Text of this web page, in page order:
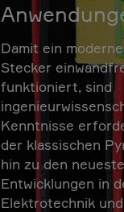
Damit ein
Stecker
funktioniert, sind
Kenntnisse
der klassischen
hin zu den
Entwicklungen in
Elektrotechnik und